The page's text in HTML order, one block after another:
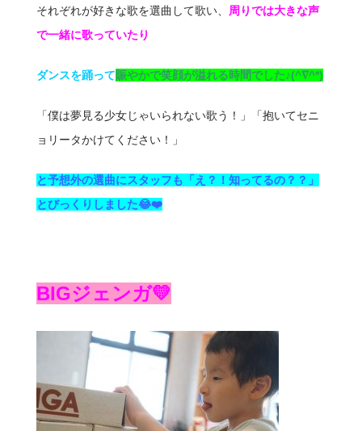
それぞれが好きな歌を選曲して歌い、 周りでは大きな声
で一緒に歌っていたり
ダンスを踊って賑やかで笑顔が溢れる時間でした♪(^∇^*)
「僕は夢見る少女じゃいられない歌う！」「抱いてセニ
ョリータかけてください！」
と予想外の選曲にスタッフも「え？！知ってるの？？」
とびっくりしました😂❤️
BIGジェンガ💛